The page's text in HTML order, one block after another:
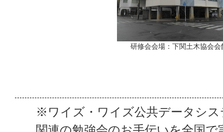
研修会会場：下関土木協会会
※ワイズ・ワイズ公共データシス